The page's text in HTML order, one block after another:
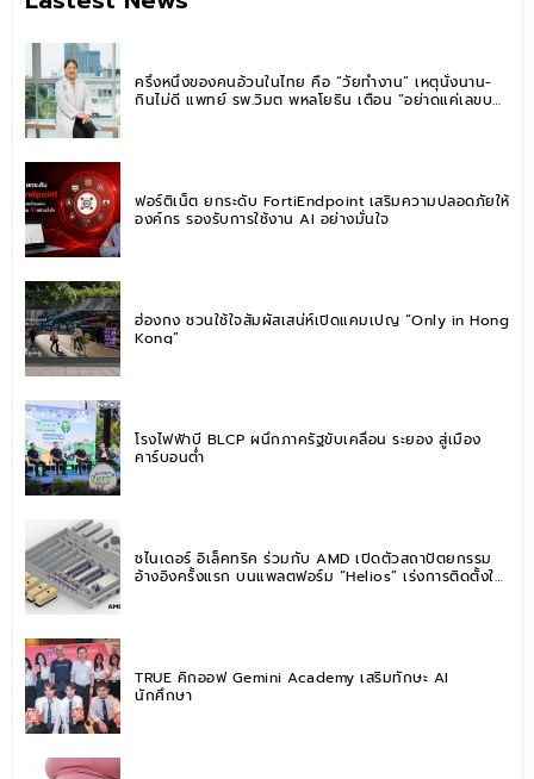
ครึ่งหนึ่งของคนอ้วนในไทย คือ “วัยทำงาน” เหตุนั่งนาน-
กินไม่ดี แพทย์ รพ.วิมุต พหลโยธิน เตือน “อย่าดูแค่เลขบน
ฟอร์ติเน็ต ยกระดับ FortiEndpoint เสริมความปลอดภัยให้
องค์กร รองรับการใช้งาน AI อย่างมั่นใจ
ฮ่องกง ชวนใช้ใจสัมผัสเสน่ห์เปิดแคมเปญ “Only in Hong
Kong”
โรงไฟฟ้าบี BLCP ผนึกภาครัฐขับเคลื่อน ระยอง สู่เมือง
คาร์บอนต่ำ
ชไนเดอร์ อิเล็คทริค ร่วมกับ AMD เปิดตัวสถาปัตยกรรม
อ้างอิงครั้งแรก บนแพลตฟอร์ม “Helios” เร่งการติดตั้งใช้
TRUE คิกออฟ Gemini Academy เสริมทักษะ AI
นักศึกษา